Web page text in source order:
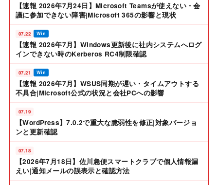
【速報 2026年7月24日】Microsoft Teamsが使えない・会
議に参加できない障害|Microsoft 365の影響と現状
07.22 Win
【速報 2026年7月】Windows更新後に社内システムへログ
インできない時のKerberos RC4制限確認
07.21 Win
【速報 2026年7月】WSUS同期が遅い・タイムアウトする
不具合|Microsoft公式の状況と会社PCへの影響
07.19
【WordPress】7.0.2で重大な脆弱性を修正|対象バージョ
ンと更新確認
07.18
【2026年7月18日】佐川急便スマートクラブで個人情報漏
えい|通知メールの誤表示と確認方法